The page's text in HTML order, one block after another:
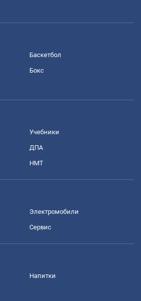
Баскетбол
Бокс
Учебники
ДПА
НМТ
Электромобили
Сервис
Напитки